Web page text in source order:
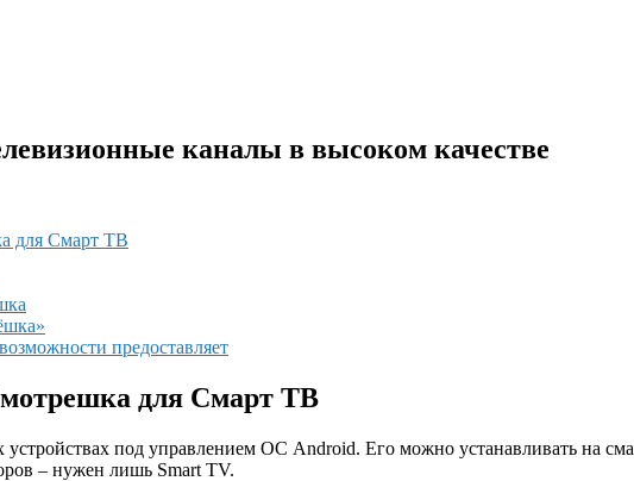
каналы в высоком качестве
для Смарт ТВ
предоставляет
для Смарт ТВ
под управлением ОС Android. Его можно устанавливать на
– нужен лишь Smart TV.